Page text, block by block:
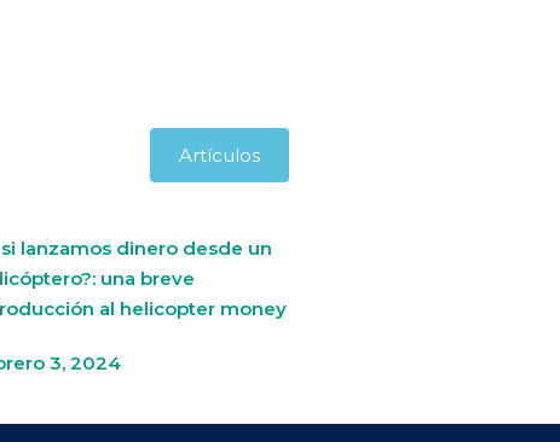
Artículos
si lanzamos dinero desde un
una breve
al helicopter money
3, 2024